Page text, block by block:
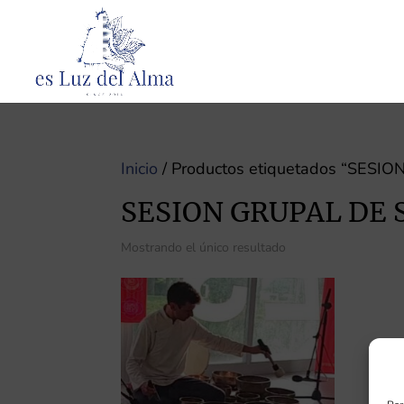
Inicio / Productos etiquetados
SESION GRUPAL DE
Mostrando el único resultado